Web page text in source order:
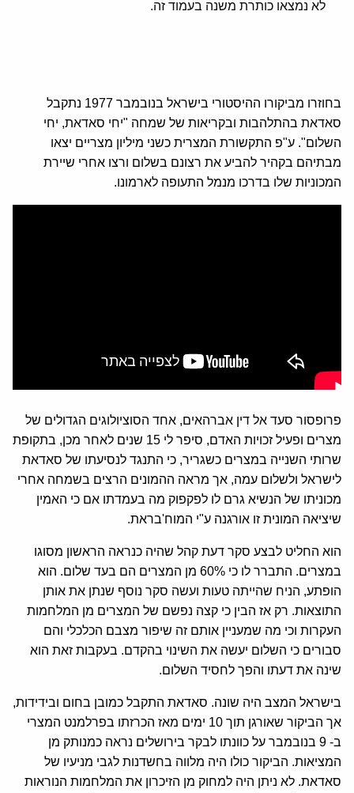
לא נמצאו כותרת משנה בעמוד זה.
בחוזרו מביקורו ההיסטורי בישראל בנובמבר 1977 נתקבל
סאדאת בהתלהבות ובקריאות של שמחה "יחי סאדאת, יחי
השלום". ע"פ התקשורת המצרית כשני מיליון מצריים יצאו
מבתיהם בקהיר להביע את רצונם בשלום ורצו אחרי שיירת
המכוניות שלו בדרכו מנמל התעופה לארמונו.
פרופסור סעד אל דין אברהאים, אחד הסוציולוגים הגדולים של
מצרים ופעיל זכויות האדם, סיפר לי 15 שנים לאחר מכן, בתקופת
שרותי השנייה במצרים כשגריר, כי התנגד לנסיעתו של סאדאת
לישראל ולשלום עמה, אך מראה ההמונים הרצים בשמחה אחרי
מכוניתו של הנשיא גרם לו לפקפוק מה בעמדתו אם כי האמין
שיציאה המונית זו אורגנה ע"י המוח'בראת.
הוא החליט לבצע סקר דעת קהל שהיה כנראה הראשון מסוגו
במצרים. התברר לו כי 60% מן המצרים הם בעד שלום. הוא
הופתע, הניח שהייתה טעות ועשה סקר נוסף שנתן את אותן
התוצאות. רק אז הבין כי קצה נפשם של המצרים מן המלחמות
העקרות וכי מה שמעניין אותם זה שיפור מצבם הכלכלי והם
סבורים כי השלום יעשה את השינוי בהקדם. בעקבות זאת הוא
שינה את דעתו והפך לחסיד השלום.
בישראל המצב היה שונה. סאדאת התקבל כמובן בחום ובידידות,
אך הביקור שאורגן תוך 10 ימים מאז הכרזתו בפרלמנט המצרי
ב- 9 בנובמבר על כוונתו לבקר בירושלים נראה כמנותק מן
המציאות. הביקור כולו היה מלווה בחשדנות לגבי מניעיו של
סאדאת. לא ניתן היה למחוק מן הזיכרון את המלחמות הנוראות